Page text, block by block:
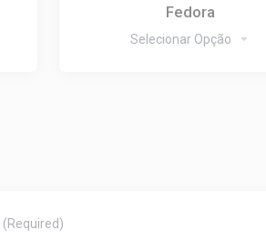
Fedora
Selecionar Opção
(Required)